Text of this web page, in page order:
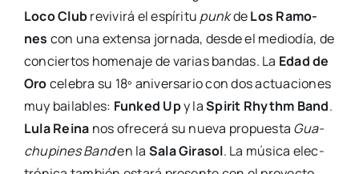
Loco Clubrevi­vi­rá el espí­ri­tu punkdeLos Ramo­
nes con una exten­sa jor­na­da, des­de el medio­día, de
con­cier­tos home­na­je de varias ban­das. La Edad de
Orocele­bra su 18º ani­ver­sa­rio con dos actua­cio­nes
muy bai­la­bles: Fun­ked Upy laSpi­rit Rhythm Band.
Lula Rei­na nos ofre­ce­rá su nue­va pro­pues­ta Gua­
chu­pi­nes Banden la Sala Gira­sol. La músi­ca elec­